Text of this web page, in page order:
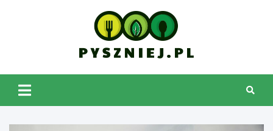
pyszniej.pl